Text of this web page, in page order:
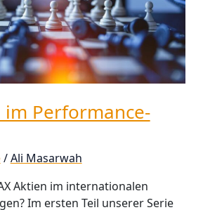
im Performance-
/Ali Masarwah
Aktien im internationalen
Im ersten Teil unserer Serie